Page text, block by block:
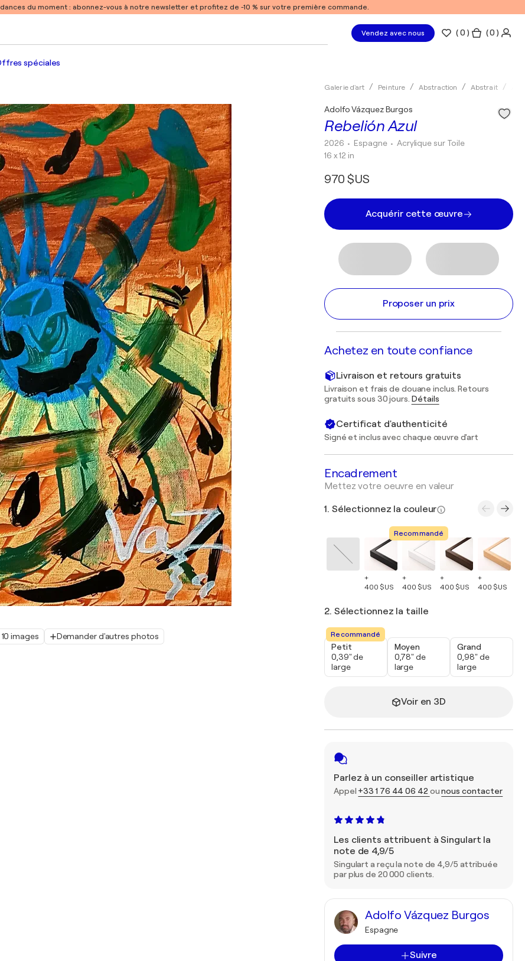
du moment : abonnez-vous à notre newsletter et profitez de -10 % sur votre première commande.
Vendez avec nous (0 ) ( 0 )
spéciales
10 images Demander d'autres photos
Galerie d'art Peinture Abstraction Abstrait
Rebelión Azul
Adolfo Vázquez Burgos
2026 • Espagne • Acrylique sur Toile
16 x 12 in
970 $US
Acquérir cette œuvre
Proposer un prix
Achetez en toute confiance
Livraison et retours gratuits
Livraison et frais de douane inclus. Retours
gratuits sous 30 jours. Détails
Certificat d'authenticité
Signé et inclus avec chaque œuvre d'art
Encadrement
Mettez votre oeuvre en valeur
1. Sélectionnez la couleur
+
400 $US
Recommandé
+
400 $US
+
400 $US
+
400 $US
2. Sélectionnez la taille
Recommandé
Petit
0,39" de
large
Moyen
0,78" de
large
Grand
0,98" de
large
Voir en 3D
Parlez à un conseiller artistique
Appel +33 1 76 44 06 42 ounous contacter
Les clients attribuent à Singulart la
note de 4,9/5
Singulart a reçu la note de 4,9/5 attribuée
par plus de 20 000 clients.
Adolfo Vázquez Burgos
Espagne
Suivre